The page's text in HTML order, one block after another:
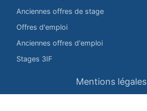
Anciennes offres de stage
Offres d'emploi
Anciennes offres d'emploi
Stages 3IF
Mentions légales